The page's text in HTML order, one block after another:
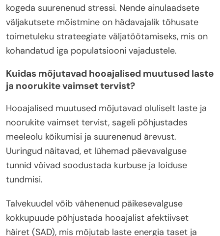
kogeda suurenenud stressi. Nende ainulaadsete
väljakutsete mõistmine on hädavajalik tõhusate
toimetuleku strateegiate väljatöötamiseks, mis on
kohandatud iga populatsiooni vajadustele.
Kuidas mõjutavad hooajalised muutused laste
ja noorukite vaimset tervist?
Hooajalised muutused mõjutavad oluliselt laste ja
noorukite vaimset tervist, sageli põhjustades
meeleolu kõikumisi ja suurenenud ärevust.
Uuringud näitavad, et lühemad päevavalguse
tunnid võivad soodustada kurbuse ja loiduse
tundmisi.
Talvekuudel võib vähenenud päikesevalguse
kokkupuude põhjustada hooajalist afektiivset
häiret (SAD), mis mõjutab laste energia taset ja